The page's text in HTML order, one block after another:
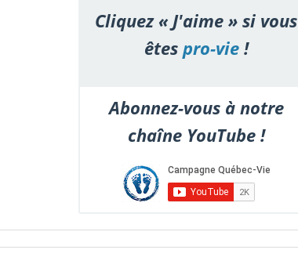
Cliquez « J'aime » si vous
êtespro-vie!
Abonnez-vous à notre
chaîne YouTube !